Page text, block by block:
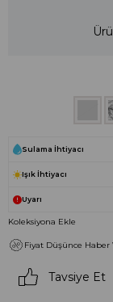
Sulama İhtiyacı
Işık İhtiyacı
Uyarı
Koleksiyona Ekle
Fiyat Düşünce Haber
Tavsiye Et